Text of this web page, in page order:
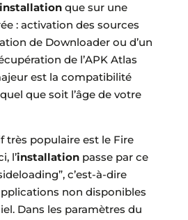
que sur une
: activation des sources
de Downloader ou d’un
de l’APK Atlas
est la compatibilité
que soit l’âge de votre
très populaire est le Fire
l’installationpasse par ce
c’est-à-dire
non disponibles
Dans les paramètres du